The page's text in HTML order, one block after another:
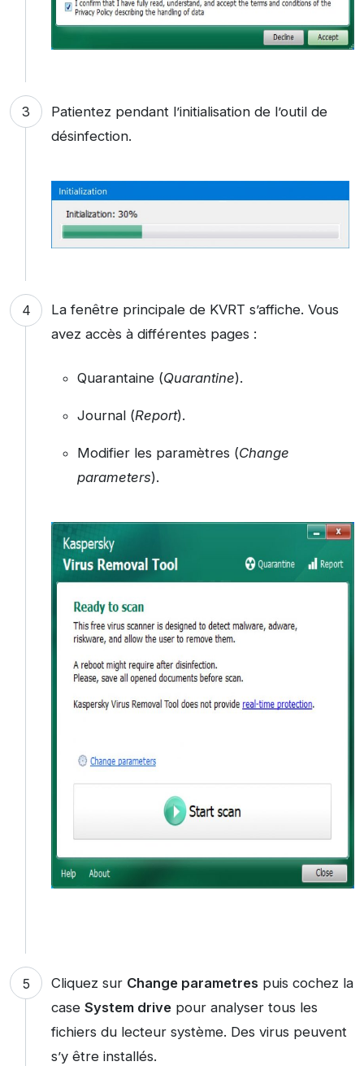
Patientez pendant l’initialisation de l’outil de
désinfection.
La fenêtre principale de KVRT s’affiche. Vous
avez accès à différentes pages :
Quarantaine (Quarantine).
Journal (Report).
Modifier les paramètres (Change
parameters).
Cliquez sur Change parametrespuis cochez la
case System drivepour analyser tous les
fichiers du lecteur système. Des virus peuvent
s’y être installés.